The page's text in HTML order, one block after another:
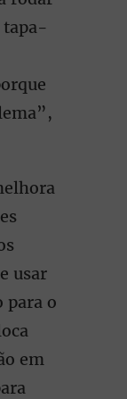
tapa-
usar
para o
em